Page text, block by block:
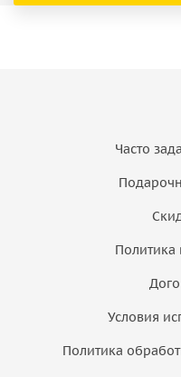
Часто
Политика
Условия
Политика